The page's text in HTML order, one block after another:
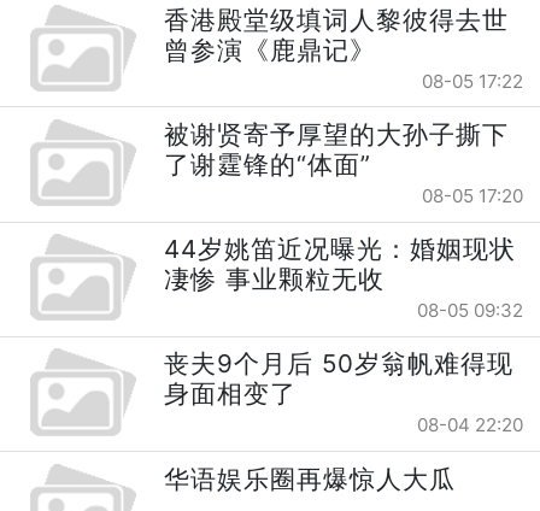
香港殿堂级填词人黎彼得去世
曾参演《鹿鼎记》
08-05 17:22
被谢贤寄予厚望的大孙子撕下
了谢霆锋的“体面”
08-05 17:20
44岁姚笛近况曝光：婚姻现状
凄惨 事业颗粒无收
08-05 09:32
丧夫9个月后 50岁翁帆难得现
身面相变了
08-04 22:20
华语娱乐圈再爆惊人大瓜